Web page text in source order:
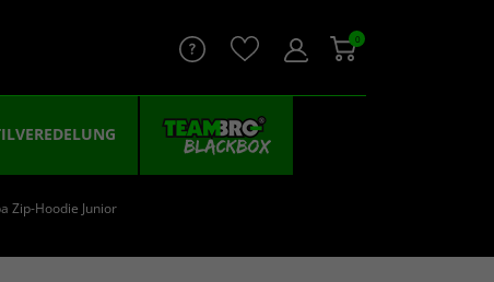
0
Zip-Hoodie Junior